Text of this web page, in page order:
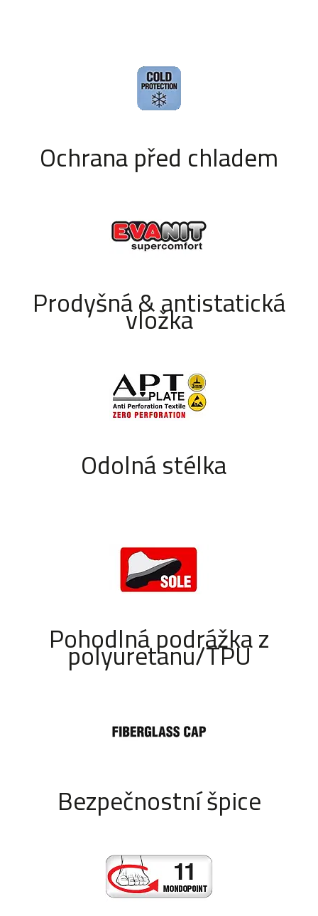
Ochrana před chladem
Prodyšná & antistatická
vložka
Odolná stélka
Pohodlná podrážka z
polyuretanu/TPU
Bezpečnostní špice